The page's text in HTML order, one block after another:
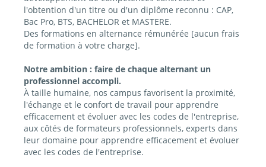
l'obtention d'un titre ou d'un diplôme reconnu : CAP,
Bac Pro, BTS, BACHELOR et MASTERE.
Des formations en alternance rémunérée [aucun frais
de formation à votre charge].
Notre ambition : faire de chaque alternant un
professionnel accompli.
À taille humaine, nos campus favorisent la proximité,
l'échange et le confort de travail pour apprendre
efficacement et évoluer avec les codes de l'entreprise,
aux côtés de formateurs professionnels, experts dans
leur domaine pour apprendre efficacement et évoluer
avec les codes de l'entreprise.